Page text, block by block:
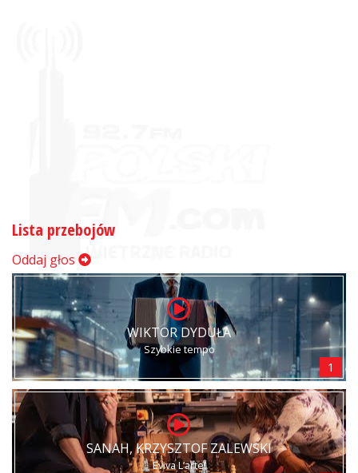
Lista przebojów
Oddaj głos
WIKTOR DYDUŁA
Szybkie tempo
1
SANAH, KRZYSZTOF ZALEWSKI
Eviva L’arte!